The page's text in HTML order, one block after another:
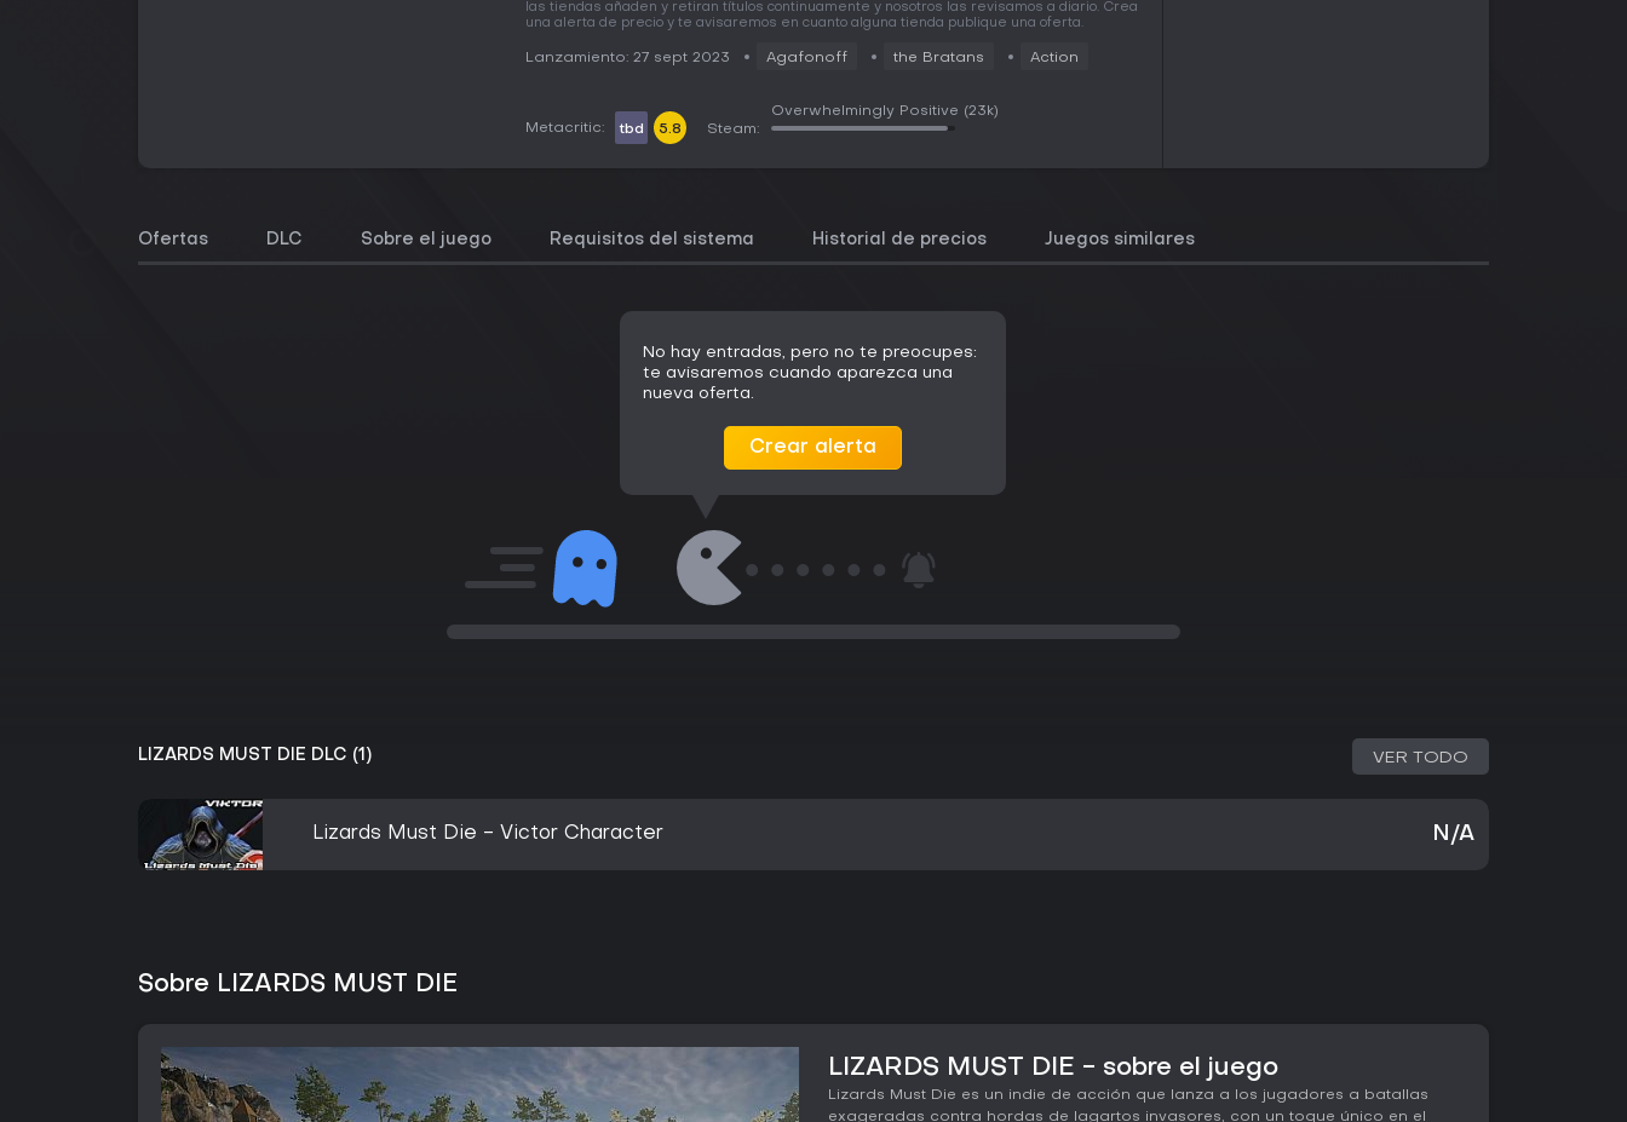
las tiendas añaden y retiran títulos continuamente y nosotros las revisamos a diario. Crea
una alerta de precio y te avisaremos en cuanto alguna tienda publique una oferta.
Lanzamiento: 27 sept 2023 Agafonoff the Bratans Action
Metacritic: tbd 5.8 Steam:
Overwhelmingly Positive (23k)
Ofertas DLC Sobre el juego Requisitos del sistema Historial de precios Juegos similares
No hay entradas, pero no te preocupes:
te avisaremos cuando aparezca una
nueva oferta.
Crear alerta
LIZARDS MUST DIE DLC (1) VER TODO
Lizards Must Die - Victor Character N/A
Sobre LIZARDS MUST DIE
LIZARDS MUST DIE - sobre el juego
Lizards Must Die es un indie de acción que lanza a los jugadores a batallas
exageradas contra hordas de lagartos invasores, con un toque único en el